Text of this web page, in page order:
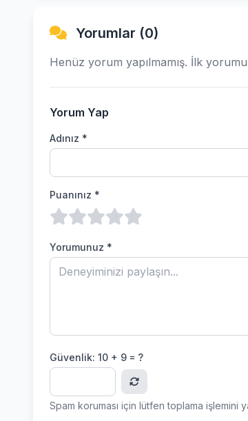
Yorumlar (0)
Henüz yorum yapılmamış. İlk yorumu
Yorum Yap
Adınız *
Puanınız *
Yorumunuz *
Güvenlik: 10 + 9 = ?
Spam koruması için lütfen toplama işlemini